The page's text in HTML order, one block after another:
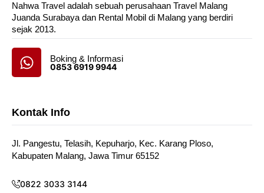
Nahwa Travel adalah sebuah perusahaan Travel Malang
Juanda Surabaya dan Rental Mobil di Malang yang berdiri
sejak 2013.
Boking & Informasi
0853 6919 9944
Kontak Info
Jl. Pangestu, Telasih, Kepuharjo, Kec. Karang Ploso,
Kabupaten Malang, Jawa Timur 65152
0822 3033 3144